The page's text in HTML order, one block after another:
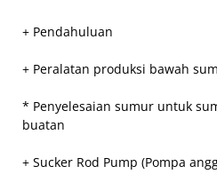
+ Pendahuluan
+ Peralatan produksi bawah
* Penyelesaian sumur untuk
buatan
+ Sucker Rod Pump (Pompa